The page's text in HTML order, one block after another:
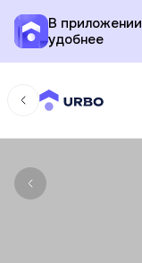
В приложении
удобнее